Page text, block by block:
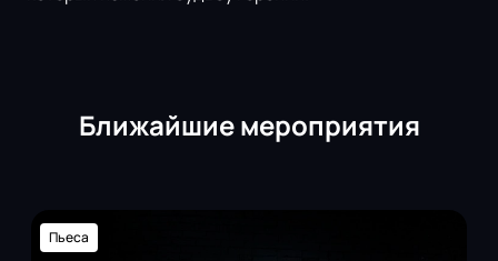
Ближайшие мероприятия
Пьеса